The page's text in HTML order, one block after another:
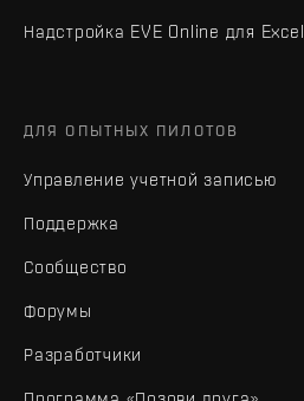
Надстройка EVE Online для Excel
ДЛЯ ОПЫТНЫХ ПИЛОТОВ
Управление учетной записью
Поддержка
Сообщество
Форумы
Разработчики